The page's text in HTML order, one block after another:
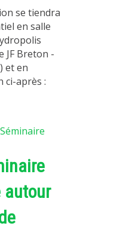
se tiendra
en salle
JF Breton -
et en
ci-après :